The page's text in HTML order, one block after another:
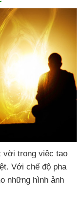
vời trong việc tạo
. Với chế độ pha
những hình ảnh